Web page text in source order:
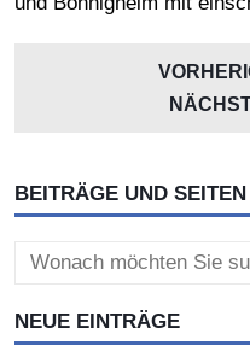
BEITRÄGE UND
Search
for:
NEUE EINTRÄGE